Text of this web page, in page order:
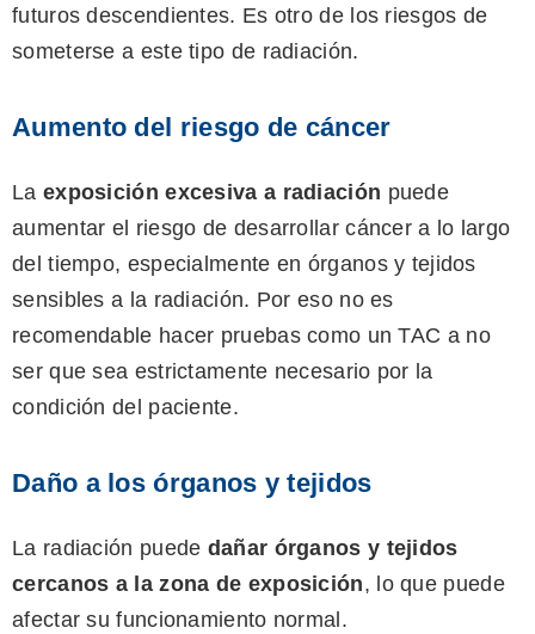
futuros descendientes. Es otro de los riesgos de
someterse a este tipo de radiación.
Aumento del riesgo de cáncer
La exposición excesiva a radiación puede
aumentar el riesgo de desarrollar cáncer a lo largo
del tiempo, especialmente en órganos y tejidos
sensibles a la radiación. Por eso no es
recomendable hacer pruebas como un TAC a no
ser que sea estrictamente necesario por la
condición del paciente.
Daño a los órganos y tejidos
La radiación puede dañar órganos y tejidos
cercanos a la zona de exposición, lo que puede
afectar su funcionamiento normal.